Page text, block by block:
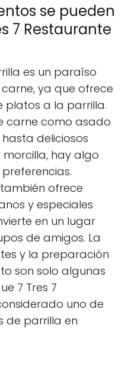
se pueden
7 Restaurante
es un paraíso
ya que ofrece
platos a la parrilla.
carne como asado
deliciosos
hay algo
ofrece
y especiales
en un lugar
de amigos. La
y la preparación
son solo algunas
7 Tres 7
uno de
de parrilla en